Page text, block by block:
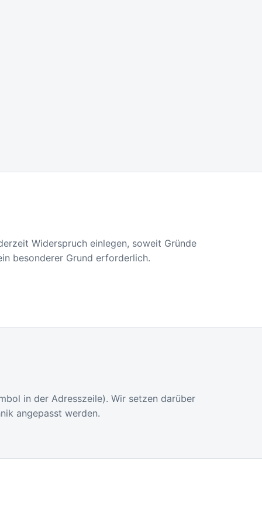
Widerspruch einlegen, soweit Gründe
besonderer Grund erforderlich.
in der Adresszeile). Wir setzen darüber
angepasst werden.